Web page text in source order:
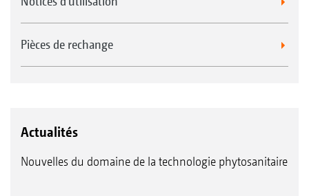
Pièces de rechange
Actualités
Nouvelles du domaine de la technologie phytosanitaire